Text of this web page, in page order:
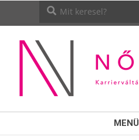
NŐI
MENÜ